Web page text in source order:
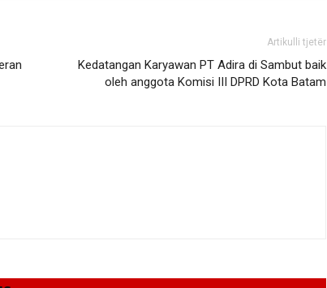
Artikulli tjetër
Kedatangan Karyawan PT Adira di Sambut baik
oleh anggota Komisi III DPRD Kota Batam